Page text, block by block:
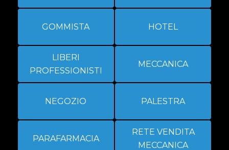
GOMMISTA HOTEL
LIBERI
PROFESSIONISTI
MECCANICA
NEGOZIO PALESTRA
PARAFARMACIA
RETE VENDITA
MECCANICA